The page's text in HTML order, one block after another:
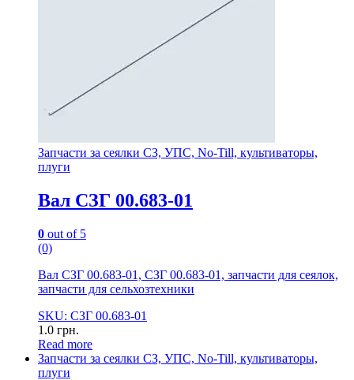
Запчасти за сеялки СЗ, УПС, No-Till, культиваторы,
плуги
Вал СЗГ 00.683-01
0 out of 5
(0)
Вал СЗГ 00.683-01, СЗГ 00.683-01, запчасти для сеялок,
запчасти для сельхозтехники
SKU: СЗГ 00.683-01
1.0 грн.
Read more
Запчасти за сеялки СЗ, УПС, No-Till, культиваторы,
плуги